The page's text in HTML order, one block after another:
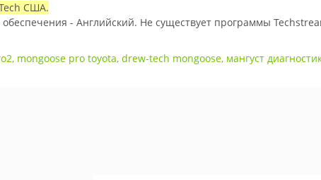
США.
- Английский. Не существует программы
, mongoose pro toyota, drew-tech mongoose, мангуст